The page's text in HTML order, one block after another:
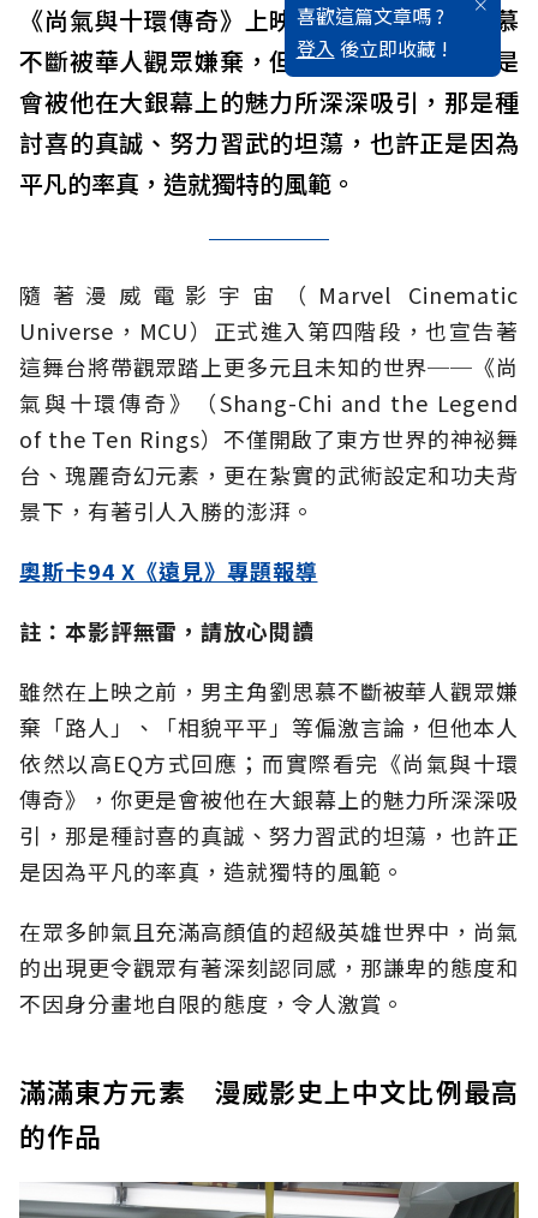
喜歡這篇文章嗎 ?
登入 後立即收藏 !
《尚氣與十環傳奇》上映之前，男主角劉思慕
不斷被華人觀眾嫌棄，但看完電影後，你更是
會被他在大銀幕上的魅力所深深吸引，那是種
討喜的真誠、努力習武的坦蕩，也許正是因為
平凡的率真，造就獨特的風範。
隨著漫威電影宇宙（Marvel Cinematic
Universe，MCU）正式進入第四階段，也宣告著
這舞台將帶觀眾踏上更多元且未知的世界──《尚
氣與十環傳奇》（Shang-Chi and the Legend
of the Ten Rings）不僅開啟了東方世界的神祕舞
台、瑰麗奇幻元素，更在紮實的武術設定和功夫背
景下，有著引人入勝的澎湃。
奧斯卡94 X《遠見》專題報導
註：本影評無雷，請放心閱讀
雖然在上映之前，男主角劉思慕不斷被華人觀眾嫌
棄「路人」、「相貌平平」等偏激言論，但他本人
依然以高EQ方式回應；而實際看完《尚氣與十環
傳奇》，你更是會被他在大銀幕上的魅力所深深吸
引，那是種討喜的真誠、努力習武的坦蕩，也許正
是因為平凡的率真，造就獨特的風範。
在眾多帥氣且充滿高顏值的超級英雄世界中，尚氣
的出現更令觀眾有著深刻認同感，那謙卑的態度和
不因身分畫地自限的態度，令人激賞。
滿滿東方元素 漫威影史上中文比例最高
的作品